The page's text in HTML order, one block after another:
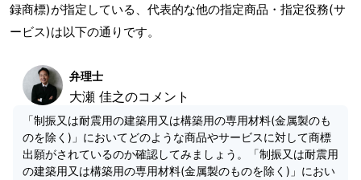
録商標)が指定している、代表的な他の指定商品・指定役務(サ
ービス)は以下の通りです。
弁理士
大瀬 佳之のコメント
「制振又は耐震用の建築用又は構築用の専用材料(金属製のも
のを除く)」においてどのような商品やサービスに対して商標
出願がされているのか確認してみましょう。「制振又は耐震用
の建築用又は構築用の専用材料(金属製のものを除く)」におい